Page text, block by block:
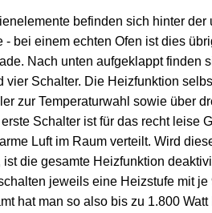
befinden sich hinter der
- bei einem echten Ofen ist dies
Nach unten aufgeklappt finden
vier Schalter. Die Heizfunktion
zur Temperaturwahl sowie über
Schalter ist für das recht leise
Luft im Raum verteilt. Wird
ist die gesamte Heizfunktion
jeweils eine Heizstufe mit je
hat man so also bis zu 1.800